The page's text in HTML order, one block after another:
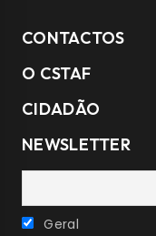
CONTACTOS
O CSTAF
CIDADÃO
NEWSLETTER
Geral